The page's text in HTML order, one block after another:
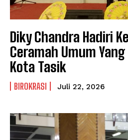
Diky Chandra Hadiri
Ceramah Umum
Kota Tasik
BIROKRASI Juli 22, 2026